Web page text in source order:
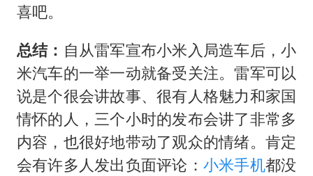
喜吧。
总结： 自从雷军宣布小米入局造车后，小
米汽车的一举一动就备受关注。雷军可以
说是个很会讲故事、很有人格魅力和家国
情怀的人，三个小时的发布会讲了非常多
内容，也很好地带动了观众的情绪。肯定
会有许多人发出负面评论： 小米手机都没